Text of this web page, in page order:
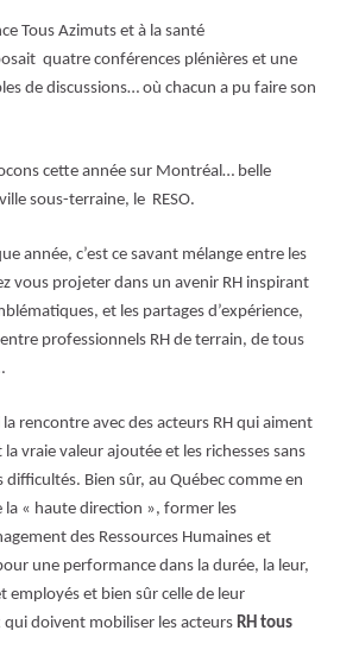
Tous Azimuts et à la santé
quatre conférences plénières et une
de discussions… où chacun a pu faire son
cette année sur Montréal… belle
sous-terraine, le RESO.
année, c’est ce savant mélange entre les
vous projeter dans un avenir RH inspirant
et les partages d’expérience,
professionnels RH de terrain, de tous
la rencontre avec des acteurs RH qui aiment
vraie valeur ajoutée et les richesses sans
Bien sûr, au Québec comme en
la « haute direction », former les
des Ressources Humaines et
une performance dans la durée, la leur,
employés et bien sûr celle de leur
doivent mobiliser les acteurs RH tous